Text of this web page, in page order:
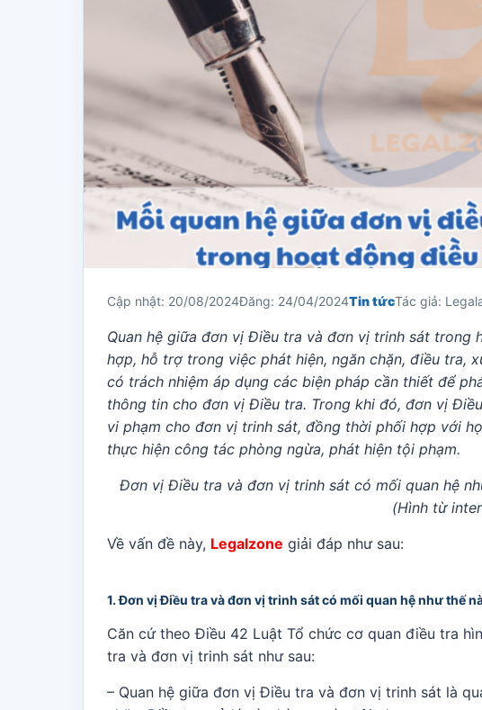
Cập nhật: 20/08/2024Đăng: 24/04/2024Tin tứcTác giả:
Quan hệ giữa đơn vị Điều tra và đơn vị trinh sát trong
hợp, hỗ trợ trong việc phát hiện, ngăn chặn, điều tra,
có trách nhiệm áp dụng các biện pháp cần thiết để
thông tin cho đơn vị Điều tra. Trong khi đó, đơn vị
vi phạm cho đơn vị trinh sát, đồng thời phối hợp với
thực hiện công tác phòng ngừa, phát hiện tội phạm.
Đơn vị Điều tra và đơn vị trinh sát có mối quan hệ
(Hình từ
Về vấn đề này, Legalzone giải đáp như sau:
1. Đơn vị Điều tra và đơn vị trinh sát có mối quan hệ như thế
Căn cứ theo Điều 42 Luật Tổ chức cơ quan điều tra
tra và đơn vị trinh sát như sau:
– Quan hệ giữa đơn vị Điều tra và đơn vị trinh sát là